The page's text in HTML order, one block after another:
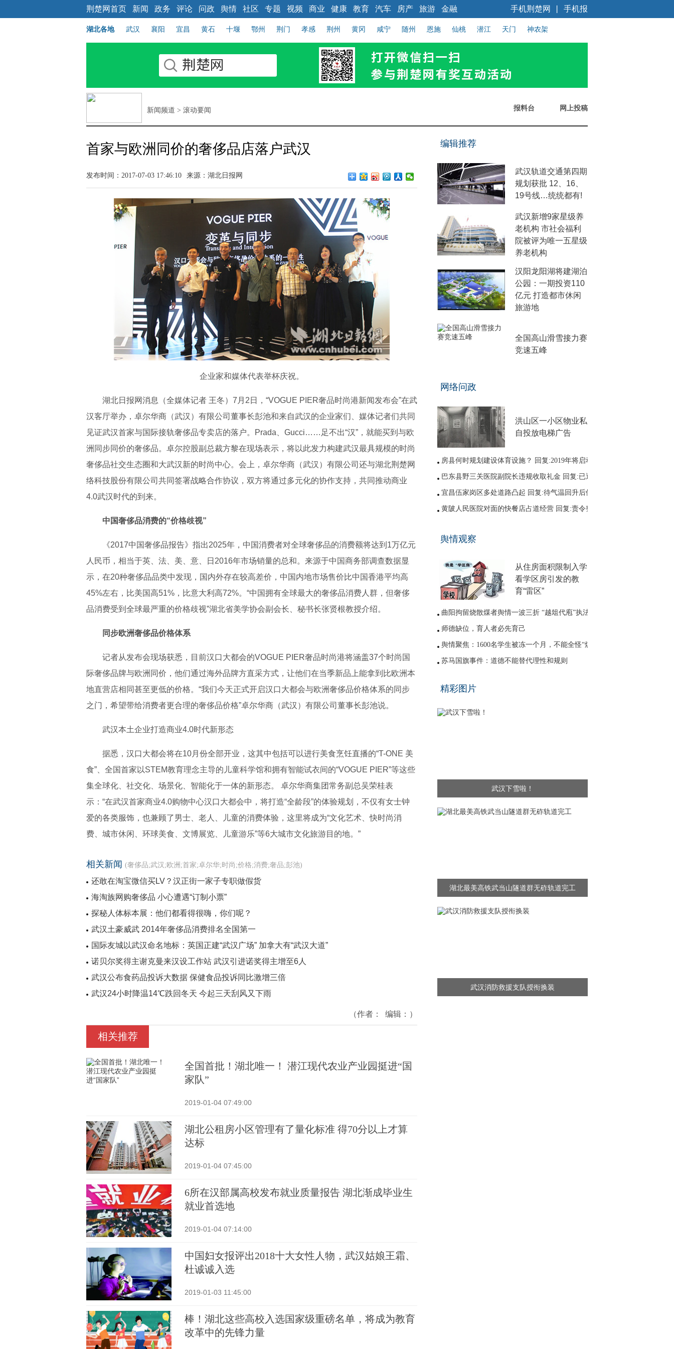
荆楚网首页 新闻 政务 评论 问政 舆情 社区 专题 视频 商业 健康 教育 汽车 房产 旅游 金融 手机报
手机荆楚网
湖北各地 武汉 襄阳 宜昌 黄石 十堰 鄂州 荆门 孝感 荆州 黄冈 咸宁 随州 恩施 仙桃 潜江 天门 神农架
新闻频道 > 滚动要闻 报料台 网上投稿
首家与欧洲同价的奢侈品店落户武汉
发布时间：2017-07-03 17:46:10 来源： 湖北日报网
企业家和媒体代表举杯庆祝。
湖北日报网消息（全媒体记者 王冬）7月2日，“VOGUE PIER奢品时尚港新闻发布会”在武
汉客厅举办，卓尔华商（武汉）有限公司董事长彭池和来自武汉的企业家们、媒体记者们共同
见证武汉首家与国际接轨奢侈品专卖店的落户。Prada、Gucci……足不出“汉”，就能买到与欧
洲同步同价的奢侈品。卓尔控股副总裁方黎在现场表示，将以此发力构建武汉最具规模的时尚
奢侈品社交生态圈和大武汉新的时尚中心。会上，卓尔华商（武汉）有限公司还与湖北荆楚网
络科技股份有限公司共同签署战略合作协议，双方将通过多元化的协作支持，共同推动商业
4.0武汉时代的到来。
中国奢侈品消费的“价格歧视”
《2017中国奢侈品报告》指出2025年，中国消费者对全球奢侈品的消费额将达到1万亿元
人民币，相当于英、法、美、意、日2016年市场销量的总和。来源于中国商务部调查数据显
示，在20种奢侈品品类中发现，国内外存在较高差价，中国内地市场售价比中国香港平均高
45%左右，比美国高51%，比意大利高72%。“中国拥有全球最大的奢侈品消费人群，但奢侈
品消费受到全球最严重的价格歧视”湖北省美学协会副会长、秘书长张贤根教授介绍。
同步欧洲奢侈品价格体系
记者从发布会现场获悉，目前汉口大都会的VOGUE PIER奢品时尚港将涵盖37个时尚国
际奢侈品牌与欧洲同价，他们通过海外品牌方直采方式，让他们在当季新品上能拿到比欧洲本
地直营店相同甚至更低的价格。“我们今天正式开启汉口大都会与欧洲奢侈品价格体系的同步
之门，希望带给消费者更合理的奢侈品价格”卓尔华商（武汉）有限公司董事长彭池说。
武汉本土企业打造商业4.0时代新形态
据悉，汉口大都会将在10月份全部开业，这其中包括可以进行美食烹饪直播的“T-ONE 美
食”、全国首家以STEM教育理念主导的儿童科学馆和拥有智能试衣间的“VOGUE PIER”等这些
集全球化、社交化、场景化、智能化于一体的新形态。 卓尔华商集团常务副总吴荣桂表
示：“在武汉首家商业4.0购物中心汉口大都会中，将打造“全龄段”的体验规划，不仅有女士钟
爱的各类服饰，也兼顾了男士、老人、儿童的消费体验，这里将成为“文化艺术、快时尚消
费、城市休闲、环球美食、文博展览、儿童游乐”等6大城市文化旅游目的地。”
相关新闻 (奢侈品;武汉;欧洲;首家;卓尔华;时尚;价格;消费;奢品;彭池)
还敢在淘宝微信买LV？汉正街一家子专职做假货
海淘族网购奢侈品 小心遭遇“订制小票”
探秘人体标本展：他们都看得很嗨，你们呢？
武汉土豪威武 2014年奢侈品消费排名全国第一
国际友城以武汉命名地标：英国正建“武汉广场” 加拿大有“武汉大道”
诺贝尔奖得主谢克曼来汉设工作站 武汉引进诺奖得主增至6人
武汉公布食药品投诉大数据 保健食品投诉同比激增三倍
武汉24小时降温14℃跌回冬天 今起三天刮风又下雨
（作者： 编辑： ）
相关推荐
全国首批！湖北唯一！ 潜江现代农业产业园挺进“国
家队”
2019-01-04 07:49:00
湖北公租房小区管理有了量化标准 得70分以上才算
达标
2019-01-04 07:45:00
6所在汉部属高校发布就业质量报告 湖北渐成毕业生
就业首选地
2019-01-04 07:14:00
中国妇女报评出2018十大女性人物，武汉姑娘王霜、
杜诚诚入选
2019-01-03 11:45:00
棒！湖北这些高校入选国家级重磅名单，将成为教育
改革中的先锋力量
编辑推荐
武汉轨道交通第四期
规划获批 12、16、
19号线…统统都有!
武汉新增9家星级养
老机构 市社会福利
院被评为唯一五星级
养老机构
汉阳龙阳湖将建湖泊
公园：一期投资110
亿元 打造都市休闲
旅游地
全国高山滑雪接力赛
竞速五峰
网络问政
洪山区一小区物业私
自投放电梯广告
房县何时规划建设体育设施？ 回复:2019年将启动
巴东县野三关医院副院长违规收取礼金 回复:已退回
宜昌伍家岗区多处道路凸起 回复:待气温回升后修补
黄陂人民医院对面的快餐店占道经营 回复:责令整改
网友建议调整鱼梁洲循环线路 回复:没有客流支撑
舆情观察
从住房面积限制入学
看学区房引发的教
育“雷区”
曲阳拘留烧散煤者舆情一波三折 “越俎代庖”执法引质疑
师德缺位，育人者必先育己
舆情聚焦：1600名学生被冻一个月，不能全怪“煤改气”
苏马国旗事件：道德不能替代理性和规则
精彩图片
武汉下雪啦！
湖北最美高铁武当山隧道群无砟轨道完工
武汉消防救援支队授衔换装